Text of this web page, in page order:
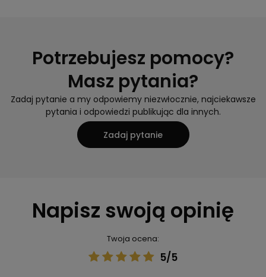
Potrzebujesz pomocy?
Masz pytania?
Zadaj pytanie a my odpowiemy niezwłocznie, najciekawsze
pytania i odpowiedzi publikując dla innych.
Zadaj pytanie
Napisz swoją opinię
Twoja ocena:
5/5